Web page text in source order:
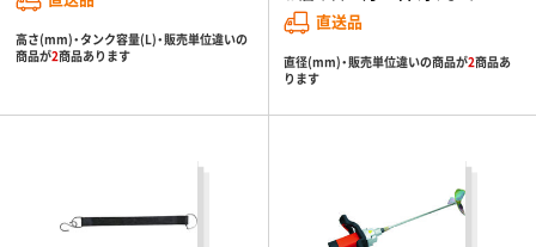
高さ(mm)・タンク容量(L)・販売単位違いの
商品が2商品あります
直送品
直径(mm)・販売単位違いの商品が2商品あ
ります